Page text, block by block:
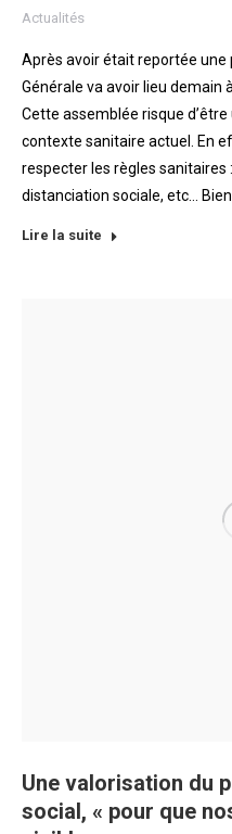
Actualités
Après avoir était reportée
Générale va avoir lieu demain
Cette assemblée risque
contexte sanitaire actuel. En
respecter les règles sanitaires
distanciation sociale, etc… Bien
Lire la suite
Une valorisation du
social, « pour que